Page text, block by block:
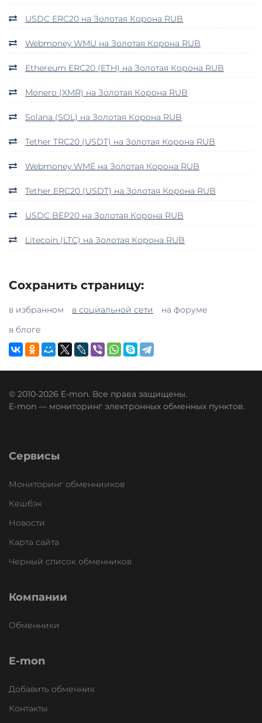
USDC ERC20 на Золотая Корона RUB
Webmoney WMU на Золотая Корона RUB
Ethereum ERC20 (ETH) на Золотая Корона RUB
Monero (XMR) на Золотая Корона RUB
Solana (SOL) на Золотая Корона RUB
Tether TRC20 (USDT) на Золотая Корона RUB
Webmoney WME на Золотая Корона RUB
Tether ERC20 (USDT) на Золотая Корона RUB
USDC BEP20 на Золотая Корона RUB
Litecoin (LTC) на Золотая Корона RUB
Сохранить страницу:
в избранном в социальной сети
на форуме
в блоге
© 2010-2026 E-mon. Все права защищены.
E-mon — мониторинг электронных обменных пунктов.
Сервисы
Мониторинг обменнииков
Кешбэк
Новости
Карта сайта
Черный список обменников
Компании
Обменники
E-mon
Добавить обменник
Контакты